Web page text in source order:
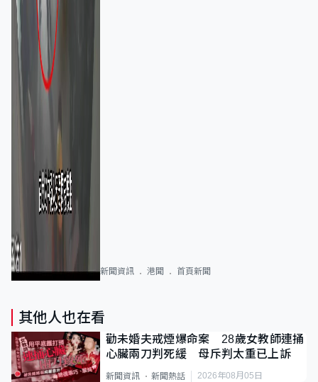
新聞資訊 港聞 首頁新聞
其他人也在看
勸未婚夫戒煙爆命案 28歲女教師連捅
心臟兩刀判死緩 母斥判太重已上訴
新聞資訊 新聞熱話 2026年08月05日